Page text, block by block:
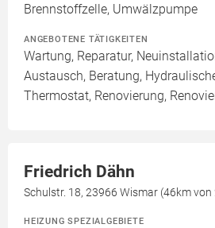
Brennstoffzelle, Umwälzpumpe
ANGEBOTENE TÄTIGKEITEN
Wartung, Reparatur,
Austausch, Beratung,
Thermostat, Renovierung,
Friedrich Dähn
Schulstr. 18, 23966 Wismar (46km
HEIZUNG SPEZIALGEBIETE